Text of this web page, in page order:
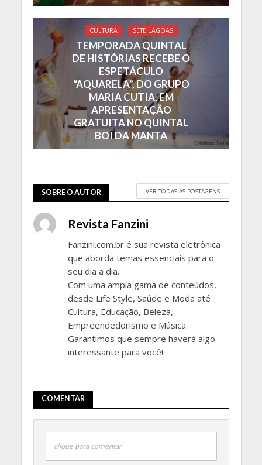
CULTURA SETE LAGOAS
TEMPORADA QUINTAL
DE HISTÓRIAS RECEBE O
ESPETÁCULO
“AQUARELA”, DO GRUPO
MARIA CUTIA, EM
APRESENTAÇÃO
GRATUITA NO QUINTAL
BOI DA MANTA
SOBRE O AUTOR VER TODAS AS POSTAGENS
Revista Fanzini
Fanzini.com.br é sua revista eletrônica
que aborda temas essenciais para o
seu dia a dia.
Com uma ampla gama de conteúdos,
desde Life Style, Saúde e Moda até
Cultura, Educação, Beleza,
Empreendedorismo e Música.
Garantimos que sempre haverá algo
interessante para você!
COMENTAR
clique para comentar